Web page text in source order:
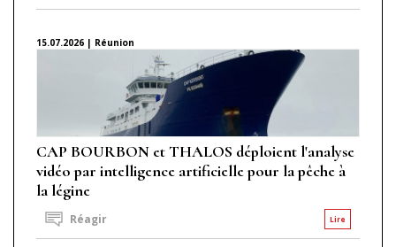
15.07.2026 | Réunion
CAP BOURBON et THALOS déploient l'analyse
vidéo par intelligence artificielle pour la pêche à
la légine
Lire
Réagir